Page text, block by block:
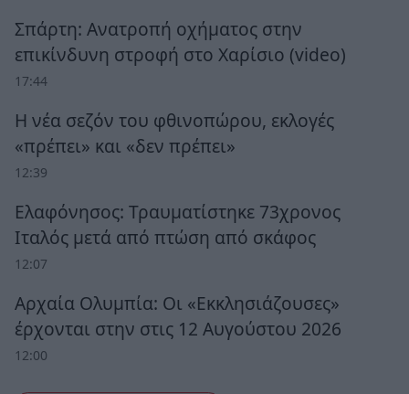
Σπάρτη: Ανατροπή οχήματος στην
επικίνδυνη στροφή στο Χαρίσιο (video)
17:44
Η νέα σεζόν του φθινοπώρου, εκλογές
«πρέπει» και «δεν πρέπει»
12:39
Ελαφόνησος: Τραυματίστηκε 73χρονος
Ιταλός μετά από πτώση από σκάφος
12:07
Αρχαία Ολυμπία: Οι «Εκκλησιάζουσες»
έρχονται στην στις 12 Αυγούστου 2026
12:00